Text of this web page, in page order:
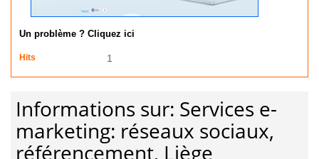
Un problème ? Cliquez ici
Hits 1
Informations sur: Services e-
marketing: réseaux sociaux,
référencement, Liège